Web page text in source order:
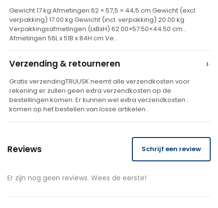
t
v
e
Gewicht 17 kg Afmetingen 62 × 57,5 × 44,5 cm Gewicht (excl.
verpakking) 17.00 kg Gewicht (incl. verpakking) 20.00 kg
Verpakkingsafmetingen (LxBxH) 62.00×57.50×44.50 cm
Afmetingen 56L x 51B x 84H cm Ve…
Verzending & retourneren ›
Gratis verzendingTRUUSK neemt alle verzendkosten voor
rekening er zullen geen extra verzendkosten op de
bestellingen komen. Er kunnen wel extra verzendkosten
komen op het bestellen van losse artikelen…
Reviews Schrijf een review
Er zijn nog geen reviews. Wees de eerste!